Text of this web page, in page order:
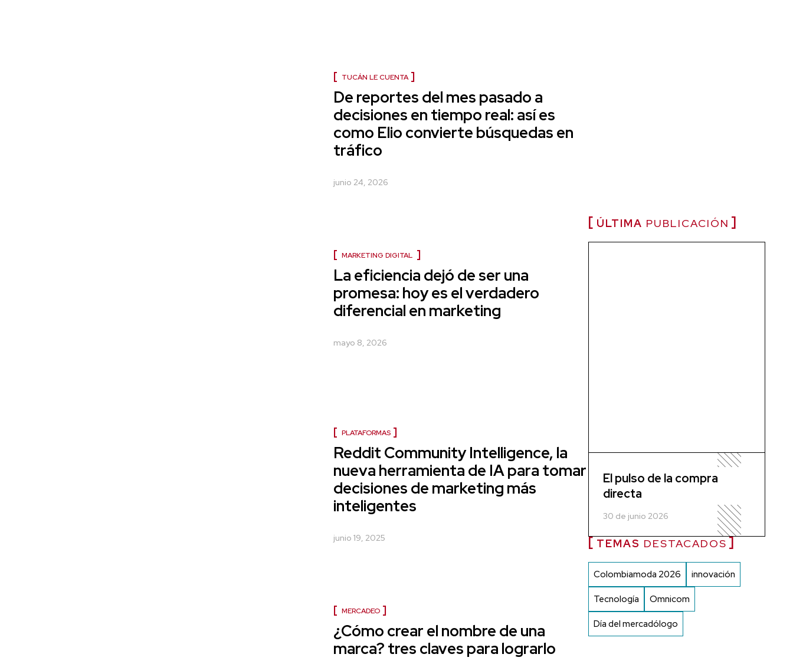
TUCÁN LE CUENTA
De reportes del mes pasado a
decisiones en tiempo real: así es
como Elio convierte búsquedas en
tráfico
junio 24, 2026
MARKETING DIGITAL
La eficiencia dejó de ser una
promesa: hoy es el verdadero
diferencial en marketing
mayo 8, 2026
PLATAFORMAS
Reddit Community Intelligence, la
nueva herramienta de IA para tomar
decisiones de marketing más
inteligentes
junio 19, 2025
MERCADEO
¿Cómo crear el nombre de una
marca? tres claves para lograrlo
ÚLTIMA PUBLICACIÓN
El pulso de la compra
directa
30 de junio 2026
TEMAS DESTACADOS
Colombiamoda 2026 innovación
Tecnología Omnicom
Día del mercadólogo